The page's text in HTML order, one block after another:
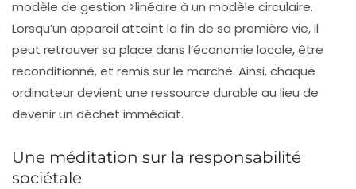
modèle de gestion >linéaire à un modèle circulaire.
Lorsqu’un appareil atteint la fin de sa première vie, il
peut retrouver sa place dans l’économie locale, être
reconditionné, et remis sur le marché. Ainsi, chaque
ordinateur devient une ressource durable au lieu de
devenir un déchet immédiat.
Une méditation sur la responsabilité
sociétale